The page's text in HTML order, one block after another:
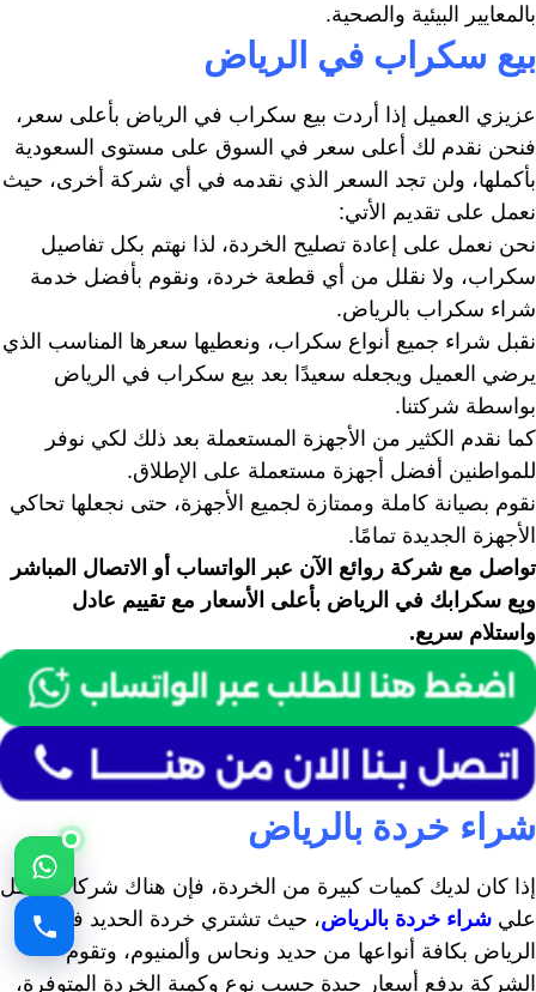
بالمعايير البيئية والصحية.
بيع سكراب في الرياض
عزيزي العميل إذا أردت بيع سكراب في الرياض بأعلى سعر،
فنحن نقدم لك أعلى سعر في السوق على مستوى السعودية
بأكملها، ولن تجد السعر الذي نقدمه في أي شركة أخرى، حيث
نعمل على تقديم الأتي:
نحن نعمل على إعادة تصليح الخردة، لذا نهتم بكل تفاصيل
سكراب، ولا نقلل من أي قطعة خردة، ونقوم بأفضل خدمة
شراء سكراب بالرياض.
نقبل شراء جميع أنواع سكراب، ونعطيها سعرها المناسب الذي
يرضي العميل ويجعله سعيدًا بعد بيع سكراب في الرياض
بواسطة شركتنا.
كما نقدم الكثير من الأجهزة المستعملة بعد ذلك لكي نوفر
للمواطنين أفضل أجهزة مستعملة على الإطلاق.
نقوم بصيانة كاملة وممتازة لجميع الأجهزة، حتى نجعلها تحاكي
الأجهزة الجديدة تمامًا.
تواصل مع شركة روائع الآن عبر الواتساب أو الاتصال المباشر
وبِع سكرابك في الرياض بأعلى الأسعار مع تقييم عادل
واستلام سريع.
شراء خردة بالرياض
إذا كان لديك كميات كبيرة من الخردة، فإن هناك شركات تعمل
علي شراء خردة بالرياض، حيث تشتري خردة الحديد في
الرياض بكافة أنواعها من حديد ونحاس وألمنيوم، وتقوم
الشركة بدفع أسعار جيدة حسب نوع وكمية الخردة المتوفرة،